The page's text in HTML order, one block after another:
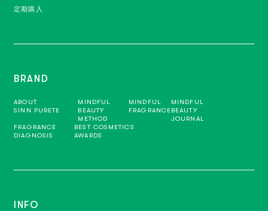
定期購入
BRAND
ABOUT
SINN PURETE
MINDFUL
BEAUTY
METHOD
MINDFUL
FRAGRANCE
MINDFUL
BEAUTY
JOURNAL
FRAGRANCE
DIAGNOSIS
BEST COSMETICS
AWARDS
INFO